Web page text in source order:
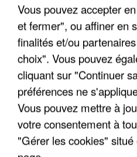
UN SECOND CADRE DE
INTERPELLÉ EN ALGÉRIE
Vous pouvez accepter
et fermer", ou affiner en
finalités et/ou
choix". Vous pouvez
cliquant sur "Continuer
préférences ne
Vous pouvez mettre à
votre consentement à
"Gérer les cookies"